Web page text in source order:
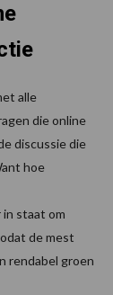
alle
die online
discussie die
hoe
staat om
de mest
rendabel groen